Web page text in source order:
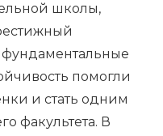
школы,
фундаментальные
помогли
и стать одним
факультета. В